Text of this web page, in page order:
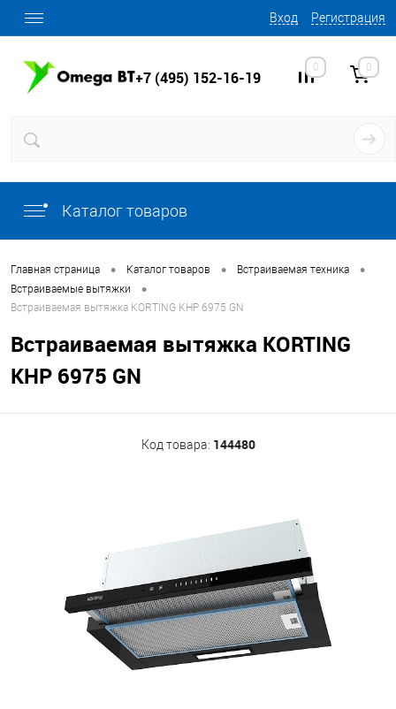
Вход Регистрация
+7 (495) 152-16-19
0 0
Каталог товаров
Главная страница • Каталог товаров • Встраиваемая техника •
Встраиваемые вытяжки •
Встраиваемая вытяжка KORTING KHP 6975 GN
Встраиваемая вытяжка KORTING
KHP 6975 GN
Код товара: 144480